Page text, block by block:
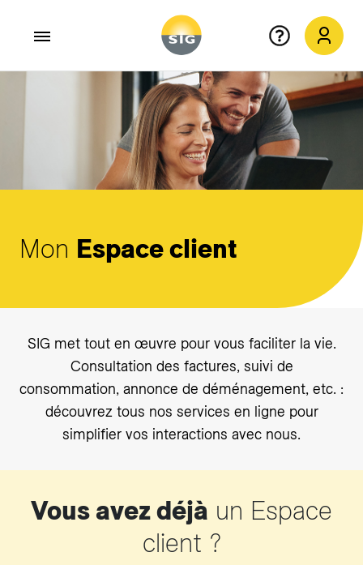
Aller au contenu principal
Mon Espace client
SIG met tout en œuvre pour vous faciliter la vie.
Consultation des factures, suivi de
consommation, annonce de déménagement, etc. :
découvrez tous nos services en ligne pour
simplifier vos interactions avec nous.
Vous avez déjà un Espace
client ?